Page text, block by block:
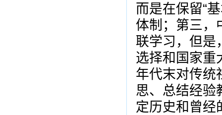
而是在保留“
体制；第三，
联学习，但是
选择和国家重
年代末对传统
思、总结经验
定历史和曾经